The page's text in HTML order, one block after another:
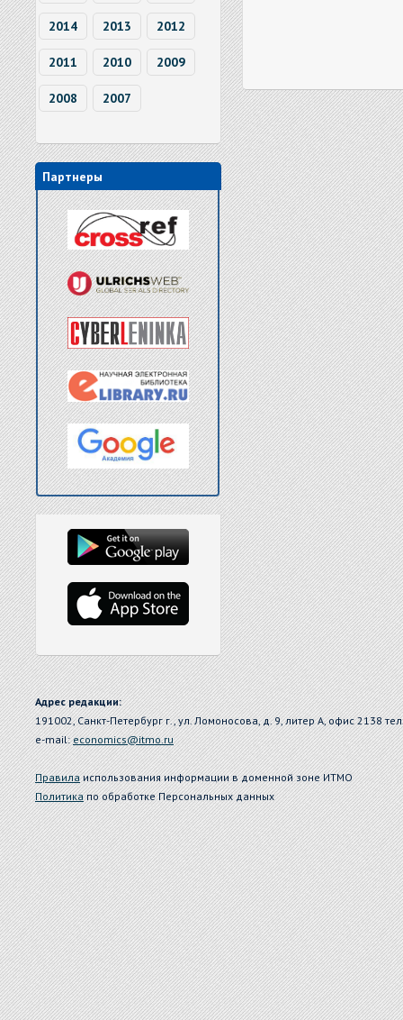
2014 2013 2012
2011 2010 2009
2008 2007
Партнеры
Адрес редакции:
191002, Санкт-Петербург г., ул. Ломоносова, д. 9, литер А, офис 2138
e-mail:economics@itmo.ru
Правилаиспользования информации в доменной зоне ИТМО
Политикапо обработке Персональных данных